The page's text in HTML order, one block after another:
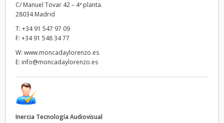
C/ Manuel Tovar 42 – 4ª planta.
28034 Madrid
T: +34 91 547 97 09
F: +34 91 548 34 77
W: www.moncadaylorenzo.es
E: info@moncadaylorenzo.es
Inercia Tecnología Audiovisual